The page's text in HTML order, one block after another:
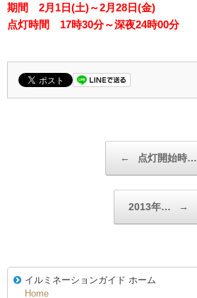
期間 2月1 日(土)～2月28日(金)
点灯時間 17時30分～深夜24時00分
← 点灯開始時…
2013年… →
イルミネーションガイド ホーム
Home